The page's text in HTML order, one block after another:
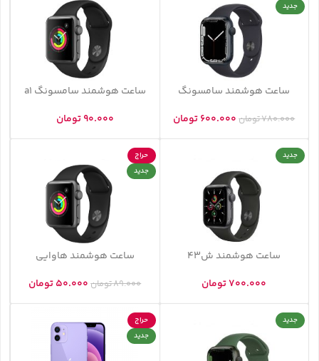
جدید
ساعت هوشمند سامسونگ
780.000تومان 600.000تومان
ساعت هوشمند سامسونگ a1
90.000تومان
جدید
ساعت هوشمند ش43
700.000تومان
حراج
جدید
ساعت هوشمند هاوایی
89.000تومان 50.000تومان
جدید
حراج
جدید